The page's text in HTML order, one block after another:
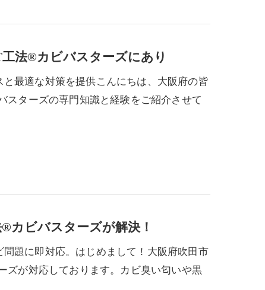
法®カビバスターズにあり
最適な対策を提供こんにちは、大阪府の皆
スターズの専門知識と経験をご紹介させて
カビバスターズが解決！
題に即対応。はじめまして！大阪府吹田市
ズが対応しております。カビ臭い匂いや黒